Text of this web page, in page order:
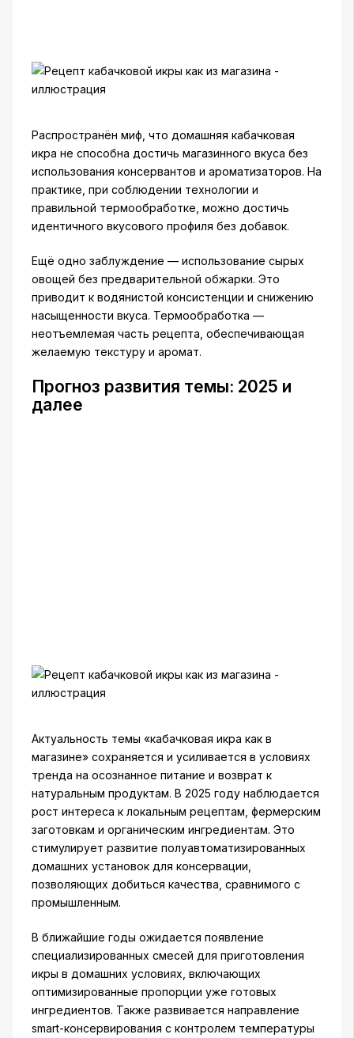
Распространён миф, что домашняя кабачковая
икра не способна достичь магазинного вкуса без
использования консервантов и ароматизаторов. На
практике, при соблюдении технологии и
правильной термообработке, можно достичь
идентичного вкусового профиля без добавок.
Ещё одно заблуждение — использование сырых
овощей без предварительной обжарки. Это
приводит к водянистой консистенции и снижению
насыщенности вкуса. Термообработка —
неотъемлемая часть рецепта, обеспечивающая
желаемую текстуру и аромат.
Прогноз развития темы: 2025 и
далее
Актуальность темы «кабачковая икра как в
магазине» сохраняется и усиливается в условиях
тренда на осознанное питание и возврат к
натуральным продуктам. В 2025 году наблюдается
рост интереса к локальным рецептам, фермерским
заготовкам и органическим ингредиентам. Это
стимулирует развитие полуавтоматизированных
домашних установок для консервации,
позволяющих добиться качества, сравнимого с
промышленным.
В ближайшие годы ожидается появление
специализированных смесей для приготовления
икры в домашних условиях, включающих
оптимизированные пропорции уже готовых
ингредиентов. Также развивается направление
smart-консервирования с контролем температуры